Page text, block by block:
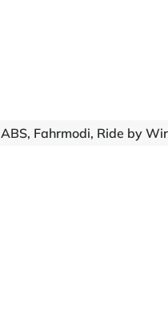
ABS, Fahrmodi, Ride by